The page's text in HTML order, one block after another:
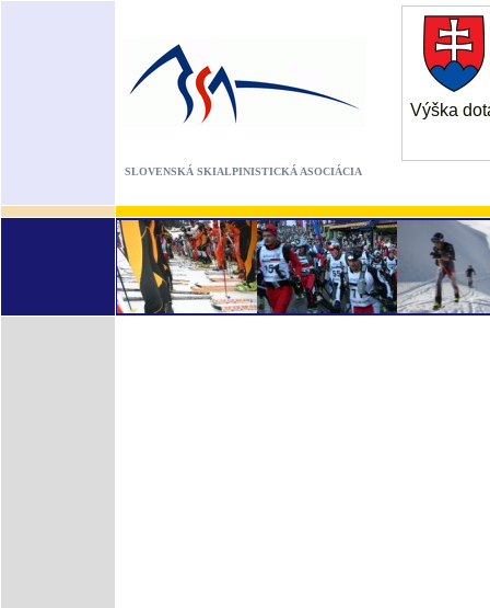
Výška
SLOVENSKÁ SKIALPINISTICKÁ ASOCIÁCIA